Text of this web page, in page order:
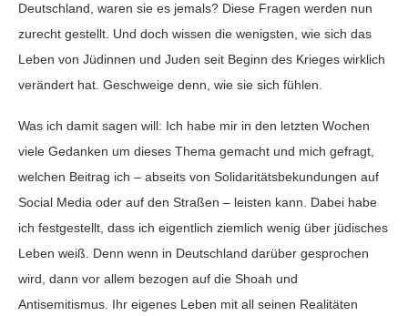
Deutschland, waren sie es jemals? Diese Fragen werden nun
zurecht gestellt. Und doch wissen die wenigsten, wie sich das
Leben von Jüdinnen und Juden seit Beginn des Krieges wirklich
verändert hat. Geschweige denn, wie sie sich fühlen.
Was ich damit sagen will: Ich habe mir in den letzten Wochen
viele Gedanken um dieses Thema gemacht und mich gefragt,
welchen Beitrag ich – abseits von Solidaritätsbekundungen auf
Social Media oder auf den Straßen – leisten kann. Dabei habe
ich festgestellt, dass ich eigentlich ziemlich wenig über jüdisches
Leben weiß. Denn wenn in Deutschland darüber gesprochen
wird, dann vor allem bezogen auf die Shoah und
Antisemitismus. Ihr eigenes Leben mit all seinen Realitäten